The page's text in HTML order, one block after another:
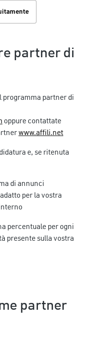
partner di
programma partner di
oppure contattate
www.affili.net
e, se ritenuta
di annunci
per la vostra
percentuale per ogni
presente sulla vostra
partner